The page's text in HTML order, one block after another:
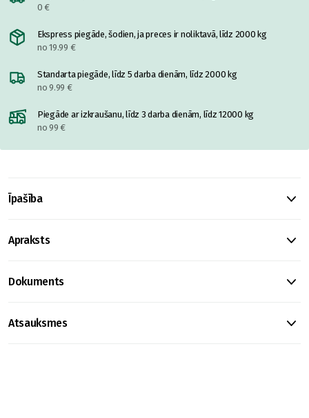
0 €
Ekspress piegāde, šodien, ja preces ir noliktavā, līdz 2000 kg
no 19.99 €
Standarta piegāde, līdz 5 darba dienām, līdz 2000 kg
no 9.99 €
Piegāde ar izkraušanu, līdz 3 darba dienām, līdz 12000 kg
no 99 €
Īpašība
Apraksts
Dokuments
Atsauksmes